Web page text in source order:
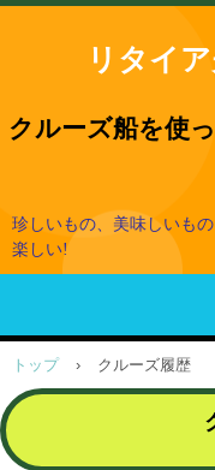
リタイ
クルーズ船を使
珍しいもの、美味しいも
楽しい!
トップ › クルーズ履歴